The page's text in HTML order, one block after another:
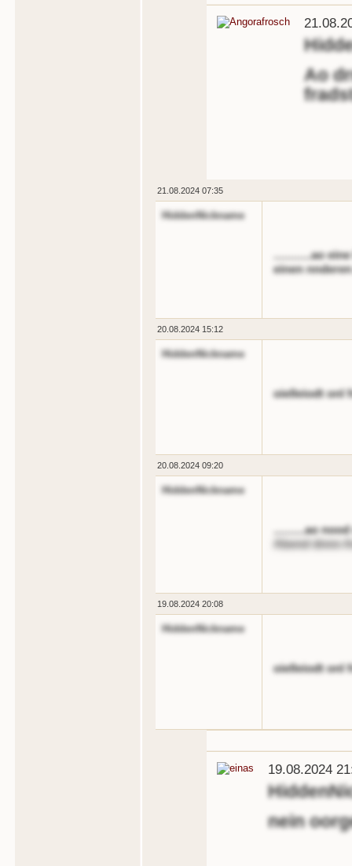
Ao
21.08.2024 07:35
HiddenNickname
............ao
einen
20.08.2024 15:12
HiddenNickname
oielleiodt onl
20.08.2024 09:20
HiddenNickname
..........ao
Abend dnnn
19.08.2024 20:08
HiddenNickname
oielleiodt onl
19.08.2024
nein